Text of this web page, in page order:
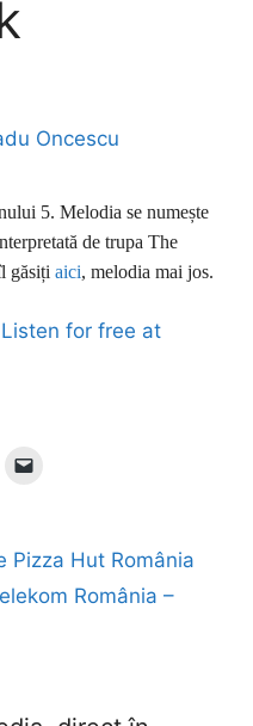
Oncescu
5. Melodia se numește
de trupa The
găsiți aici, melodia mai jos.
for free at
Pizza Hut România
România –